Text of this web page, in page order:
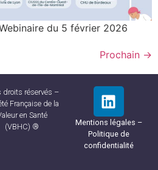
du 5 février 2026
Prochain →
droits réservés –
Française de la
en Santé
(VBHC) ®
Mentions légales –
Politique de
confidentialité